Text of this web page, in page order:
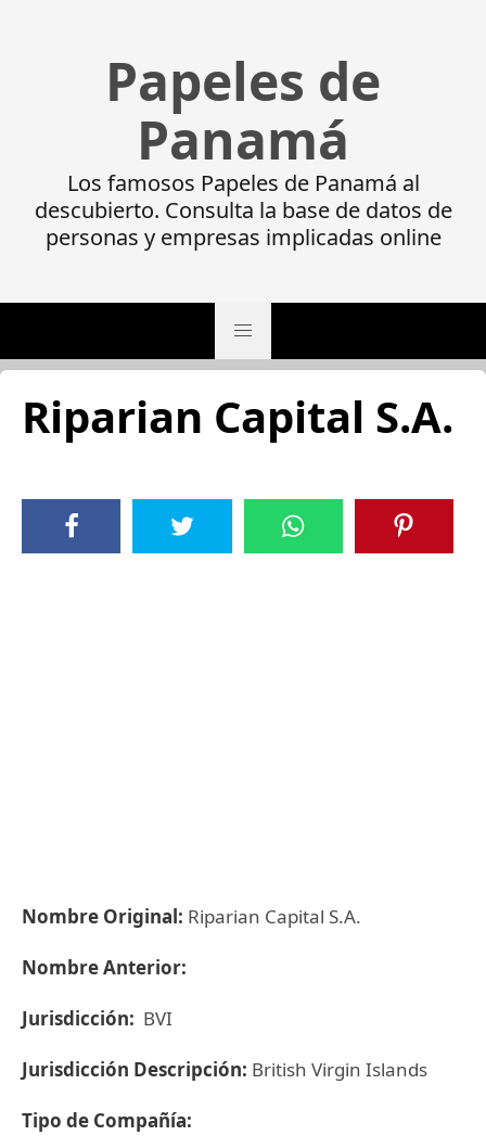
Papeles de
Panamá
Los famosos Papeles de Panamá al
descubierto. Consulta la base de datos de
personas y empresas implicadas online
Riparian Capital S.A.
Nombre Original: Riparian Capital S.A.
Nombre Anterior:
Jurisdicción: BVI
Jurisdicción Descripción: British Virgin Islands
Tipo de Compañía: